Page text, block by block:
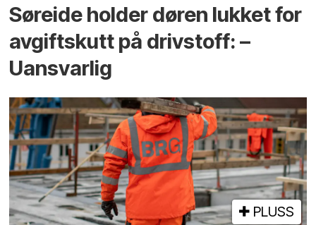
Søreide holder døren lukket for
avgiftskutt på drivstoff: –
Uansvarlig
PLUSS